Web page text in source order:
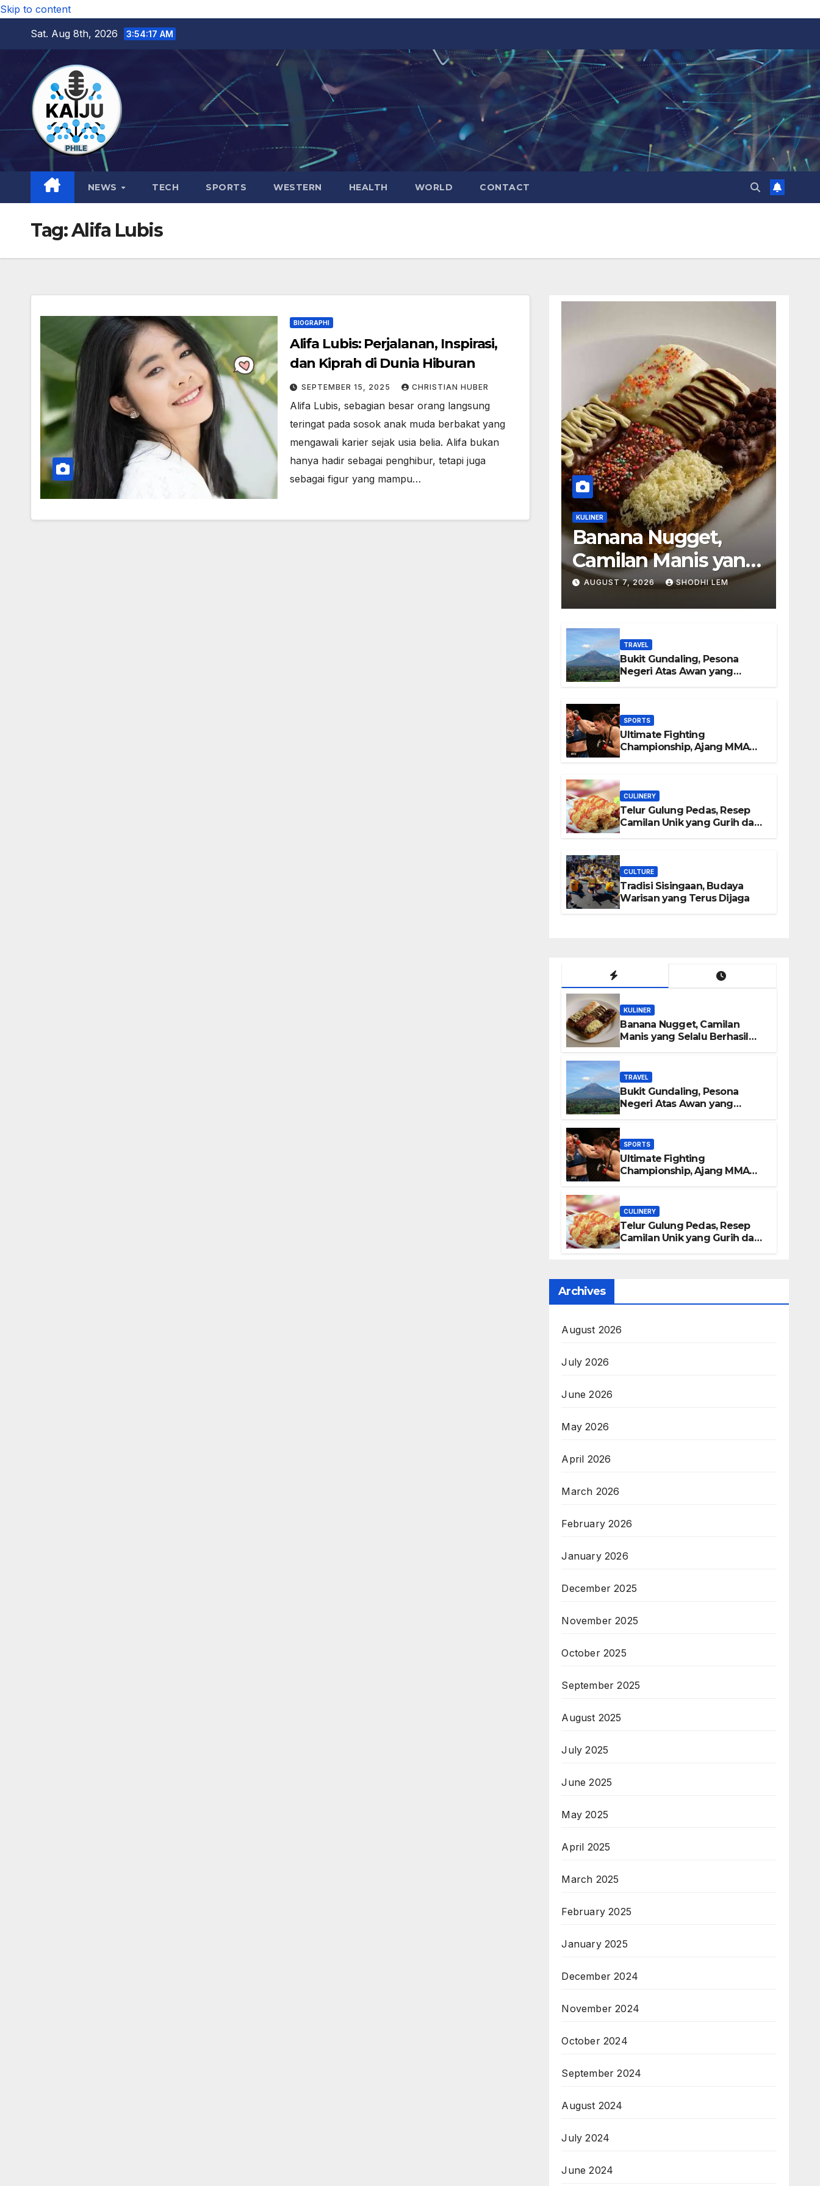
Skip to content
Sat. Aug 8th, 2026
3:54:18 AM
NEWS TECH SPORTS WESTERN HEALTH WORLD CONTACT
Tag:Alifa Lubis
BIOGRAPHI
Alifa Lubis: Perjalanan, Inspirasi,
dan Kiprah di Dunia Hiburan
SEPTEMBER 15, 2025 CHRISTIAN HUBER
Alifa Lubis, sebagian besar orang langsung
teringat pada sosok anak muda berbakat yang
mengawali karier sejak usia belia. Alifa bukan
hanya hadir sebagai penghibur, tetapi juga
sebagai figur yang mampu…
KULINER
Banana Nugget,
Camilan Manis yang
Selalu Berhasil
Menghadirkan
Kebahagiaan di
Setiap Gigitan
AUGUST 7, 2026 SHODHI LEM
TRAVEL
Bukit Gundaling, Pesona
Negeri Atas Awan yang
SPORTS
Ultimate Fighting
Championship, Ajang MMA
CULINERY
Telur Gulung Pedas, Resep
Camilan Unik yang Gurih dan
CULTURE
Tradisi Sisingaan, Budaya
Warisan yang Terus Dijaga
KULINER
Banana Nugget, Camilan
Manis yang Selalu Berhasil
TRAVEL
Bukit Gundaling, Pesona
Negeri Atas Awan yang
SPORTS
Ultimate Fighting
Championship, Ajang MMA
CULINERY
Telur Gulung Pedas, Resep
Camilan Unik yang Gurih dan
Archives
August 2026
July 2026
June 2026
May 2026
April 2026
March 2026
February 2026
January 2026
December 2025
November 2025
October 2025
September 2025
August 2025
July 2025
June 2025
May 2025
April 2025
March 2025
February 2025
January 2025
December 2024
November 2024
October 2024
September 2024
August 2024
July 2024
June 2024